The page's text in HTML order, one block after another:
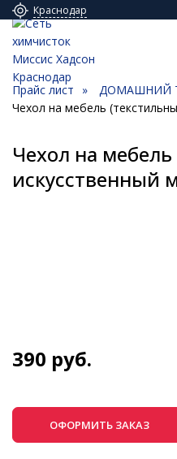
Краснодар
Прайс лист
ДОМАШНИЙ
Чехол на мебель
Чехол на
искусственный
390 руб.
ОФОРМИТЬ ЗАКАЗ